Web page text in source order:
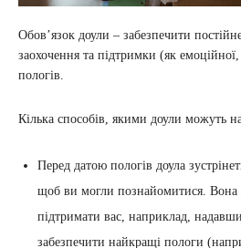
Обов’язок доули – забезпечити
заохочення та підтримки (як емоційної,
пологів.
Кілька способів, якими доули можуть
Перед датою пологів доула
щоб ви могли познайомитися. Вона
підтримати вас, наприклад,
забезпечити найкращі пологи